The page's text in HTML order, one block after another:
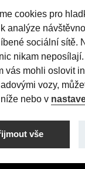
k) AT8: Pořizovací
p.a., nabídka je
transakce.
cookies pro
analýze
sociální sítě.
nikam
vás mohli oslovit
vozy,
nebo v
vše